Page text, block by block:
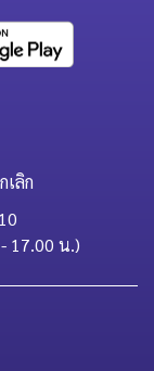
ลิก
17.00 น.)